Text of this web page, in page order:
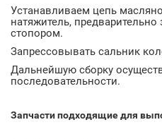
Устанавливаем цепь
натяжитель,
стопором.
Запрессовывать сальник
Дальнейшую сборку
последовательности.
Запчасти подходящие для